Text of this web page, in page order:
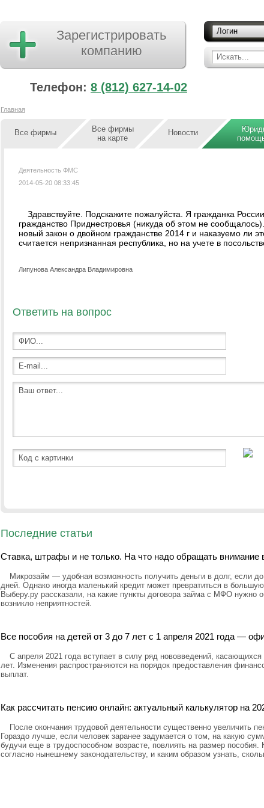
Искать...
Логин
Зарегистрировать
компанию
Телефон: 8 (812) 627-14-02
Главная
Все фирмы
Все фирмы
на карте
Новости
Деятельность ФМС
2014-05-20 08:33:45
Здравствуйте. Подскажите пожалуйста. Я гражданка
гражданство Приднестровья (никуда об этом не
новый закон о двойном гражданстве 2014 г и наказуемо ли
считается непризнанная республика, но на учете в
Липунова Александра Владимировна
Ответить на вопрос
Последние статьи
Ставка, штрафы и не только. На что надо обращать
Микрозайм — удобная возможность получить деньги в долг, если
дней. Однако иногда маленький кредит может превратиться в
Выберу.ру рассказали, на какие пункты договора займа с МФО нужно
возникло неприятностей.
Все пособия на детей от 3 до 7 лет с 1 апреля 2021 года —
С апреля 2021 года вступает в силу ряд нововведений,
лет. Изменения распространяются на порядок предоставления
выплат.
Как рассчитать пенсию онлайн: актуальный калькулятор на
После окончания трудовой деятельности существенно увеличить
Гораздо лучше, если человек заранее задумается о том, на какую
будучи еще в трудоспособном возрасте, повлиять на размер пособия.
согласно нынешнему законодательству, и каким образом узнать,